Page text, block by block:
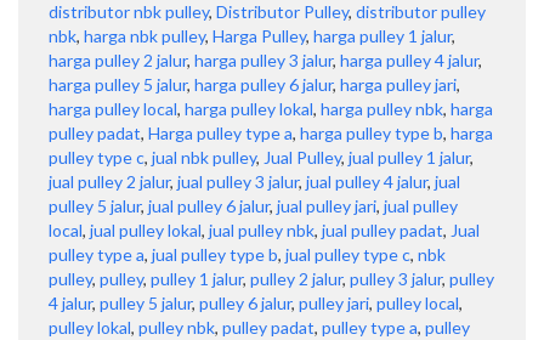
distributor nbk pulley, Distributor Pulley, distributor pulley
nbk, harga nbk pulley, Harga Pulley, harga pulley 1 jalur,
harga pulley 2 jalur, harga pulley 3 jalur, harga pulley 4 jalur,
harga pulley 5 jalur, harga pulley 6 jalur, harga pulley jari,
harga pulley local, harga pulley lokal, harga pulley nbk, harga
pulley padat, Harga pulley type a, harga pulley type b, harga
pulley type c, jual nbk pulley, Jual Pulley, jual pulley 1 jalur,
jual pulley 2 jalur, jual pulley 3 jalur, jual pulley 4 jalur, jual
pulley 5 jalur, jual pulley 6 jalur, jual pulley jari, jual pulley
local, jual pulley lokal, jual pulley nbk, jual pulley padat, Jual
pulley type a, jual pulley type b, jual pulley type c, nbk
pulley, pulley, pulley 1 jalur, pulley 2 jalur, pulley 3 jalur, pulley
4 jalur, pulley 5 jalur, pulley 6 jalur, pulley jari, pulley local,
pulley lokal, pulley nbk, pulley padat, pulley type a, pulley